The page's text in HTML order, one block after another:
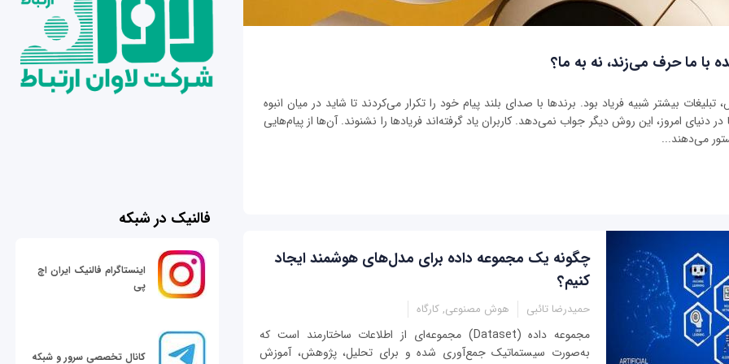
با ما حرف می‌زند، نه به ما؟
بیشتر شبیه فریاد بود. برندها با صدای بلند پیام خود را تکرار می‌کردند تا شاید در میان انبوه
دنیای امروز، این روش دیگر جواب نمی‌دهد. کاربران یاد گرفته‌اند فریادها را نشنوند. آن‌ها از پیام‌هایی
می‌دهند...
چگونه یک مجموعه داده‌ برای مدل‌های هوشمند ایجاد
کنیم؟
حمیدرضا تائبی هوش مصنوعی, کارگاه
مجموعه داده‌ (Dataset) مجموعه‌ای از اطلاعات ساختارمند است که
به‌صورت سیستماتیک جمع‌آوری شده و برای تحلیل، پژوهش، آموزش
فالنیک در شبکه
اینستاگرام فالنیک ایران اچ
پی
کانال تخصصی سرور و شبکه